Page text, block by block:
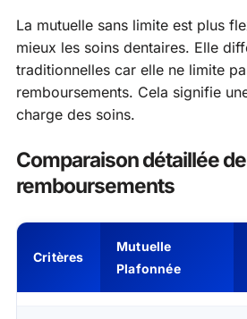
La mutuelle sans limite est plus
mieux les soins dentaires. Elle
traditionnelles car elle ne limite
remboursements. Cela signifie
charge des soins.
Comparaison détaillée
remboursements
Critères
Mutuelle
Plafonnée